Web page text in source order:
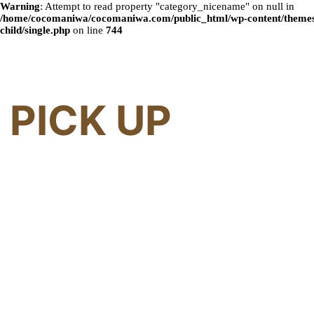
Warning: Attempt to read property "category_nicename" on null in
/home/cocomaniwa/cocomaniwa.com/public_html/wp-content/
child/single.php on line 744
PICK UP